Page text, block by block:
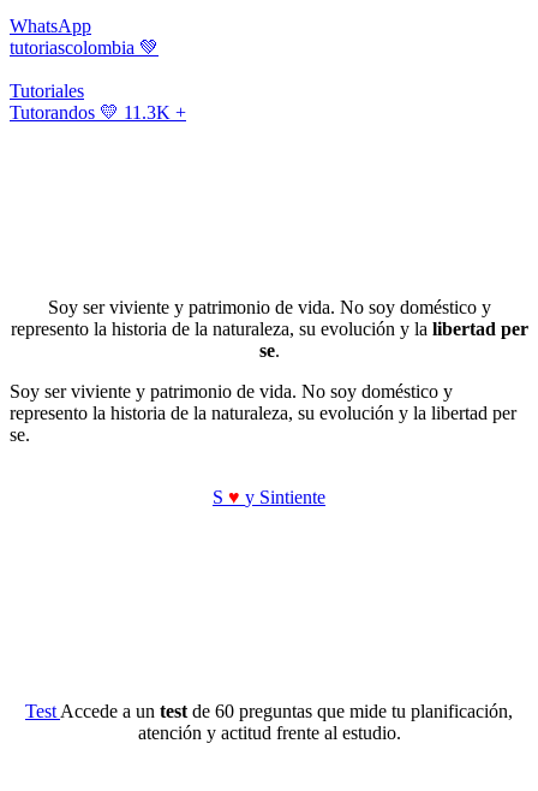
WhatsApp
tutoriascolombia 💚
Tutoriales
Tutorandos 💛 11.3K +
Soy ser viviente y patrimonio de vida. No soy doméstico y
represento la historia de la naturaleza, su evolución y la libertad per
se.
Soy ser viviente y patrimonio de vida. No soy doméstico y
represento la historia de la naturaleza, su evolución y la libertad per
se.
S ♥ y Sintiente
Test Accede a un test de 60 preguntas que mide tu planificación,
atención y actitud frente al estudio.